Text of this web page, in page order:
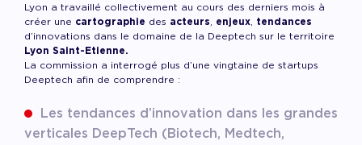
Lyon a travaillé collectivement au cours des derniers mois à
créer une cartographie des acteurs, enjeux, tendances
d’innovations dans le domaine de la Deeptech sur le territoire
Lyon Saint-Etienne.
La commission a interrogé plus d’une vingtaine de startups
Deeptech afin de comprendre :
Les tendances d’innovation dans les grandes
verticales DeepTech (Biotech, Medtech,